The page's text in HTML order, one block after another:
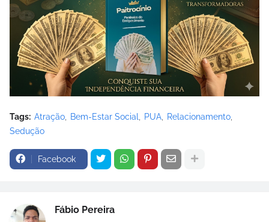
Tags: Atração Bem-Estar Social PUA
Relacionamento
Sedução
Facebook
Fábio Pereira